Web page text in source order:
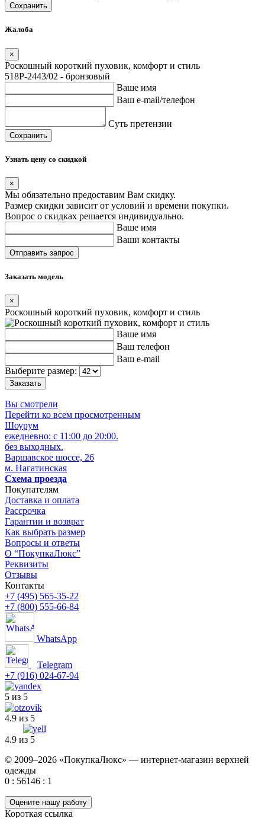
Сохранить
Жалоба
×
Роскошный короткий пуховик, комфорт и стиль
518P-2443/02 - бронзовый
Ваше имя
Ваш e-mail/телефон
Суть претензии
Сохранить
Узнать цену со скидкой
×
Мы обязательно предоставим Вам скидку.
Размер скидки зависит от условий и времени покупки.
Вопрос о скидках решается индивидуально.
Ваше имя
Ваши контакты
Заказать модель
×
Роскошный короткий пуховик, комфорт и стиль
Ваше имя
Ваш телефон
Ваш e-mail
Выберите размер:
Вы смотрели
Перейти ко всем просмотренным
Шоурум
ежедневно: с 11:00 до 20:00.
без выходных.
Варшавское шоссе, 26
м. Нагатинская
Схема проезда
Покупателям
Доставка и оплата
Рассрочка
Гарантии и возврат
Как выбрать размер
Вопросы и ответы
О “ПокупкаЛюкс”
Реквизиты
Отзывы
Контакты
+7 (495) 565-35-22
+7 (800) 555-66-84
WhatsApp
Telegram
+7 (916) 024-67-94
5 из 5
4.9 из 5
4.9 из 5
© 2009–2026 «ПокупкаЛюкс» — интернет-магазин верхней
одежды
0 : 56146 : 1
Оцените нашу работу
Короткая ссылка